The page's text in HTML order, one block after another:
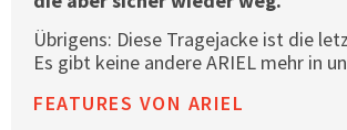
Übrigens: Diese Tragejacke ist die
Es gibt keine andere ARIEL mehr in
FEATURES VON ARIEL